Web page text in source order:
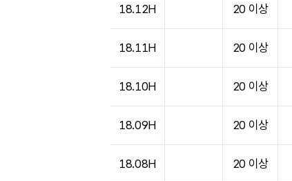
18.12H 20 이상
18.11H 20 이상
18.10H 20 이상
18.09H 20 이상
18.08H 20 이상